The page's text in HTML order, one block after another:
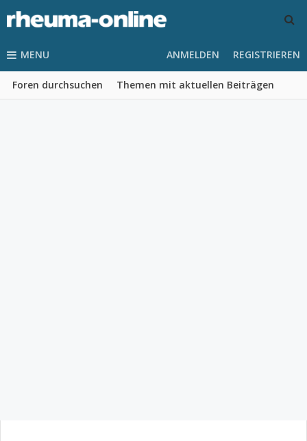
MENU
Foren durchsuchen Themen mit aktuellen Beiträgen
ANMELDEN REGISTRIEREN